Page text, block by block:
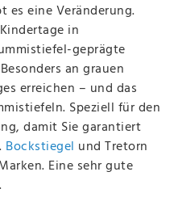
es eine Veränderung.
in
geprägte
an grauen
erreichen – und das
Speziell für den
damit Sie garantiert
Bockstiegel und Tretorn
Eine sehr gute